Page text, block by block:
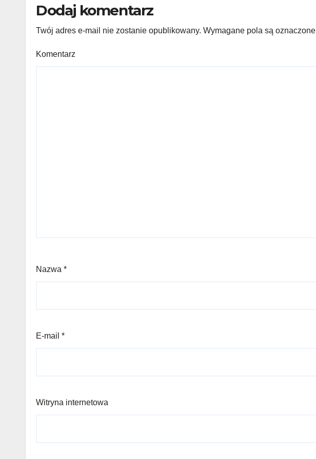
Dodaj komentarz
Twój adres e-mail nie zostanie opublikowany. Wymagane pola są oznaczone
Komentarz
Nazwa *
E-mail *
Witryna internetowa